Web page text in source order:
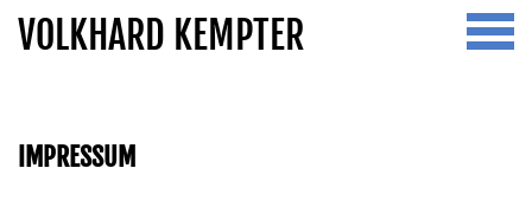
VOLKHARD KEMPTER
IMPRESSUM